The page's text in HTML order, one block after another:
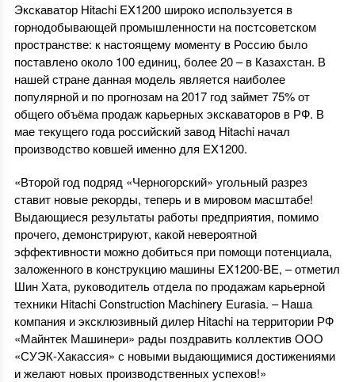
Экскаватор Hitachi EX1200 широко используется в
горнодобывающей промышленности на постсоветском
пространстве: к настоящему моменту в Россию было
поставлено около 100 единиц, более 20 – в Казахстан. В
нашей стране данная модель является наиболее
популярной и по прогнозам на 2017 год займет 75% от
общего объёма продаж карьерных экскаваторов в РФ. В
мае текущего года российский завод Hitachi начал
производство ковшей именно для EX1200.
«Второй год подряд «Черногорский» угольный разрез
ставит новые рекорды, теперь и в мировом масштабе!
Выдающиеся результаты работы предприятия, помимо
прочего, демонстрируют, какой невероятной
эффективности можно добиться при помощи потенциала,
заложенного в конструкцию машины EX1200-BE, – отметил
Шин Хата, руководитель отдела по продажам карьерной
техники Hitachi Construction Machinery Eurasia. – Наша
компания и эксклюзивный дилер Hitachi на территории РФ
«Майнтек Машинери» рады поздравить коллектив ООО
«СУЭК-Хакассия» с новыми выдающимися достижениями
и желают новых производственных успехов!»